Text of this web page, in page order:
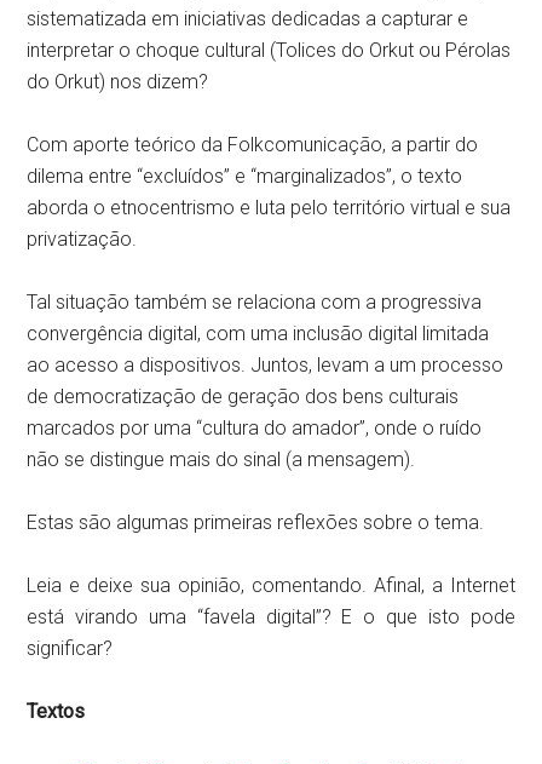
sistematizada em iniciativas dedicadas a capturar e
interpretar o choque cultural (Tolices do Orkut ou Pérolas
do Orkut) nos dizem?
Com aporte teórico da Folkcomunicação, a partir do
dilema entre “excluídos” e “marginalizados”, o texto
aborda o etnocentrismo e luta pelo território virtual e sua
privatização.
Tal situação também se relaciona com a progressiva
convergência digital, com uma inclusão digital limitada
ao acesso a dispositivos. Juntos, levam a um processo
de democratização de geração dos bens culturais
marcados por uma “cultura do amador”, onde o ruído
não se distingue mais do sinal (a mensagem).
Estas são algumas primeiras reflexões sobre o tema.
Leia e deixe sua opinião, comentando. Afinal, a Internet
está virando uma “favela digital”? E o que isto pode
significar?
Textos